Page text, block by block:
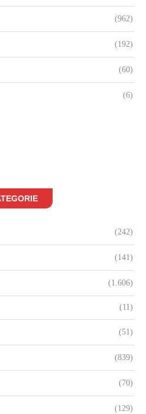
(962)
(192)
(60)
(6)
(242)
(141)
(1.606)
(11)
(51)
(839)
(70)
(129)